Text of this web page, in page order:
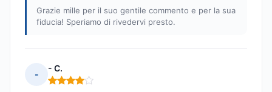
Grazie mille per il suo gentile commento e per la sua
fiducia! Speriamo di rivedervi presto.
-
- C.
Nota: 4 su 5